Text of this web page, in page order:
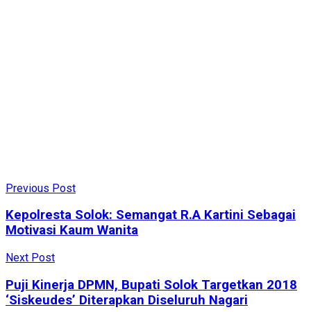
Previous Post
Kepolresta Solok: Semangat R.A Kartini Sebagai
Motivasi Kaum Wanita
Next Post
Puji Kinerja DPMN, Bupati Solok Targetkan 2018
‘Siskeudes’ Diterapkan Diseluruh Nagari